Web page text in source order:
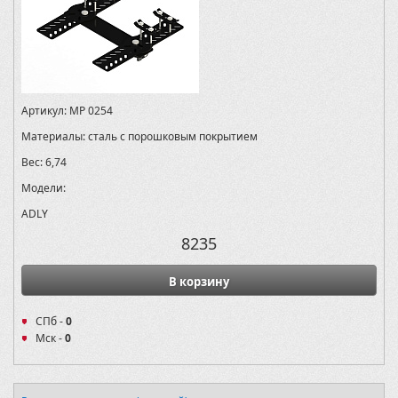
Артикул: MP 0254
Материалы:сталь с порошковым покрытием
Вес:6,74
Модели:
ADLY
8235
В корзину
СПб -0
Мск -0